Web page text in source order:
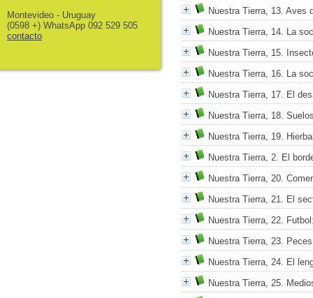
Nuestra Tierra, 13. Aves
Nuestra Tierra, 14. La
Nuestra Tierra, 15.
Nuestra Tierra, 16. La
Nuestra Tierra, 17. El
Nuestra Tierra, 18.
Nuestra Tierra, 19.
Nuestra Tierra, 2. El
Nuestra Tierra, 20.
Nuestra Tierra, 21. El
Nuestra Tierra, 22.
Nuestra Tierra, 23.
Nuestra Tierra, 24. El
Nuestra Tierra, 25.
Montevideo - Uruguay
(0598 +) WhatsApp 092 529 505
contacto